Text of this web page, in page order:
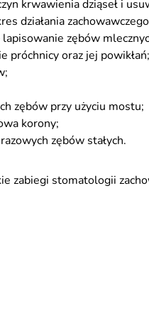
krwawienia dziąseł i
działania
zębów
próchnicy oraz jej powikłań;
zębów przy użyciu mostu;
korony;
zębów stałych.
zabiegi stomatologii